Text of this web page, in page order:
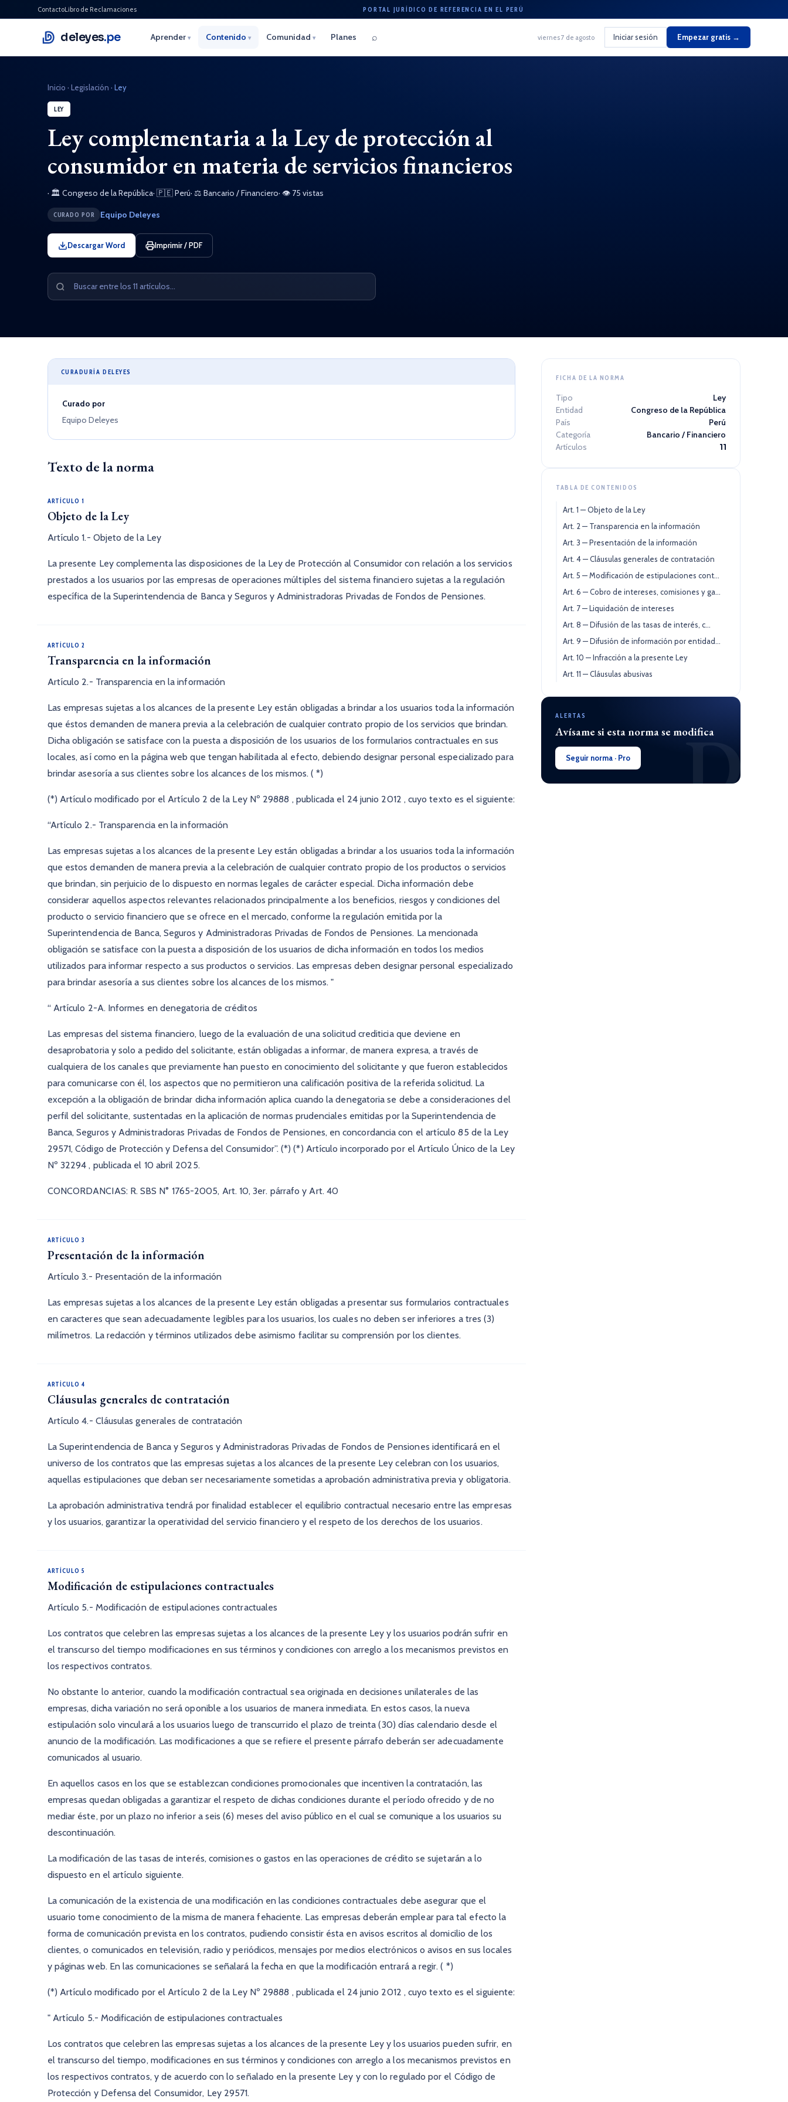
ContactoLibro de Reclamaciones PORTAL JURÍDICO DE REFERENCIA EN EL PERÚ
deleyes.pe Aprender ▾ Contenido ▾ Comunidad ▾ Planes ⌕ viernes 7 de agosto Iniciar sesión Empezar gratis →
Inicio · Legislación · Ley
LEY
Ley complementaria a la Ley de protección al
consumidor en materia de servicios financieros
· 🏛 Congreso de la República· 🇵🇪 Perú· ⚖ Bancario / Financiero· 👁 75 vistas
CURADO POR Equipo Deleyes
Descargar Word Imprimir / PDF
CURADURÍA DELEYES
Curado por
Equipo Deleyes
Texto de la norma
ARTÍCULO 1
Objeto de la Ley
Artículo 1.- Objeto de la Ley
La presente Ley complementa las disposiciones de la Ley de Protección al Consumidor con relación a los servicios
prestados a los usuarios por las empresas de operaciones múltiples del sistema financiero sujetas a la regulación
específica de la Superintendencia de Banca y Seguros y Administradoras Privadas de Fondos de Pensiones.
ARTÍCULO 2
Transparencia en la información
Artículo 2.- Transparencia en la información
Las empresas sujetas a los alcances de la presente Ley están obligadas a brindar a los usuarios toda la información
que éstos demanden de manera previa a la celebración de cualquier contrato propio de los servicios que brindan.
Dicha obligación se satisface con la puesta a disposición de los usuarios de los formularios contractuales en sus
locales, así como en la página web que tengan habilitada al efecto, debiendo designar personal especializado para
brindar asesoría a sus clientes sobre los alcances de los mismos. ( *)
(*) Artículo modificado por el Artículo 2 de la Ley Nº 29888 , publicada el 24 junio 2012 , cuyo texto es el siguiente:
“Artículo 2.- Transparencia en la información
Las empresas sujetas a los alcances de la presente Ley están obligadas a brindar a los usuarios toda la información
que estos demanden de manera previa a la celebración de cualquier contrato propio de los productos o servicios
que brindan, sin perjuicio de lo dispuesto en normas legales de carácter especial. Dicha información debe
considerar aquellos aspectos relevantes relacionados principalmente a los beneficios, riesgos y condiciones del
producto o servicio financiero que se ofrece en el mercado, conforme la regulación emitida por la
Superintendencia de Banca, Seguros y Administradoras Privadas de Fondos de Pensiones. La mencionada
obligación se satisface con la puesta a disposición de los usuarios de dicha información en todos los medios
utilizados para informar respecto a sus productos o servicios. Las empresas deben designar personal especializado
para brindar asesoría a sus clientes sobre los alcances de los mismos. "
“ Artículo 2-A. Informes en denegatoria de créditos
Las empresas del sistema financiero, luego de la evaluación de una solicitud crediticia que deviene en
desaprobatoria y solo a pedido del solicitante, están obligadas a informar, de manera expresa, a través de
cualquiera de los canales que previamente han puesto en conocimiento del solicitante y que fueron establecidos
para comunicarse con él, los aspectos que no permitieron una calificación positiva de la referida solicitud. La
excepción a la obligación de brindar dicha información aplica cuando la denegatoria se debe a consideraciones del
perfil del solicitante, sustentadas en la aplicación de normas prudenciales emitidas por la Superintendencia de
Banca, Seguros y Administradoras Privadas de Fondos de Pensiones, en concordancia con el artículo 85 de la Ley
29571, Código de Protección y Defensa del Consumidor”. (*) (*) Artículo incorporado por el Artículo Único de la Ley
Nº 32294 , publicada el 10 abril 2025.
CONCORDANCIAS: R. SBS N° 1765-2005, Art. 10, 3er. párrafo y Art. 40
ARTÍCULO 3
Presentación de la información
Artículo 3.- Presentación de la información
Las empresas sujetas a los alcances de la presente Ley están obligadas a presentar sus formularios contractuales
en caracteres que sean adecuadamente legibles para los usuarios, los cuales no deben ser inferiores a tres (3)
milímetros. La redacción y términos utilizados debe asimismo facilitar su comprensión por los clientes.
ARTÍCULO 4
Cláusulas generales de contratación
Artículo 4.- Cláusulas generales de contratación
La Superintendencia de Banca y Seguros y Administradoras Privadas de Fondos de Pensiones identificará en el
universo de los contratos que las empresas sujetas a los alcances de la presente Ley celebran con los usuarios,
aquellas estipulaciones que deban ser necesariamente sometidas a aprobación administrativa previa y obligatoria.
La aprobación administrativa tendrá por finalidad establecer el equilibrio contractual necesario entre las empresas
y los usuarios, garantizar la operatividad del servicio financiero y el respeto de los derechos de los usuarios.
ARTÍCULO 5
Modificación de estipulaciones contractuales
Artículo 5.- Modificación de estipulaciones contractuales
Los contratos que celebren las empresas sujetas a los alcances de la presente Ley y los usuarios podrán sufrir en
el transcurso del tiempo modificaciones en sus términos y condiciones con arreglo a los mecanismos previstos en
los respectivos contratos.
No obstante lo anterior, cuando la modificación contractual sea originada en decisiones unilaterales de las
empresas, dicha variación no será oponible a los usuarios de manera inmediata. En estos casos, la nueva
estipulación solo vinculará a los usuarios luego de transcurrido el plazo de treinta (30) días calendario desde el
anuncio de la modificación. Las modificaciones a que se refiere el presente párrafo deberán ser adecuadamente
comunicados al usuario.
En aquellos casos en los que se establezcan condiciones promocionales que incentiven la contratación, las
empresas quedan obligadas a garantizar el respeto de dichas condiciones durante el período ofrecido y de no
mediar éste, por un plazo no inferior a seis (6) meses del aviso público en el cual se comunique a los usuarios su
descontinuación.
La modificación de las tasas de interés, comisiones o gastos en las operaciones de crédito se sujetarán a lo
dispuesto en el artículo siguiente.
La comunicación de la existencia de una modificación en las condiciones contractuales debe asegurar que el
usuario tome conocimiento de la misma de manera fehaciente. Las empresas deberán emplear para tal efecto la
forma de comunicación prevista en los contratos, pudiendo consistir ésta en avisos escritos al domicilio de los
clientes, o comunicados en televisión, radio y periódicos, mensajes por medios electrónicos o avisos en sus locales
y páginas web. En las comunicaciones se señalará la fecha en que la modificación entrará a regir. ( *)
(*) Artículo modificado por el Artículo 2 de la Ley Nº 29888 , publicada el 24 junio 2012 , cuyo texto es el siguiente:
" Artículo 5.- Modificación de estipulaciones contractuales
Los contratos que celebren las empresas sujetas a los alcances de la presente Ley y los usuarios pueden sufrir, en
el transcurso del tiempo, modificaciones en sus términos y condiciones con arreglo a los mecanismos previstos en
los respectivos contratos, y de acuerdo con lo señalado en la presente Ley y con lo regulado por el Código de
Protección y Defensa del Consumidor, Ley 29571.
FICHA DE LA NORMA
Tipo
Ley
Entidad
Congreso de la República
País
Perú
Categoría
Bancario / Financiero
Artículos
11
TABLA DE CONTENIDOS
Art. 1 — Objeto de la Ley
Art. 2 — Transparencia en la información
Art. 3 — Presentación de la información
Art. 4 — Cláusulas generales de contratación
Art. 5 — Modificación de estipulaciones cont...
Art. 6 — Cobro de intereses, comisiones y ga...
Art. 7 — Liquidación de intereses
Art. 8 — Difusión de las tasas de interés, c...
Art. 9 — Difusión de información por entidad...
Art. 10 — Infracción a la presente Ley
Art. 11 — Cláusulas abusivas
D
ALERTAS
Avísame si esta norma se modifica
Seguir norma · Pro